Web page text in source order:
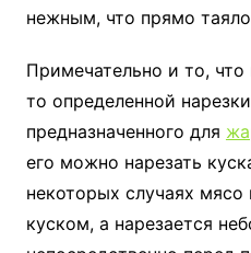
нежным, что прямо
Примечательно и то,
то определенной
предназначенного для
его можно нарезать
некоторых случаях мясо
куском, а нарезается